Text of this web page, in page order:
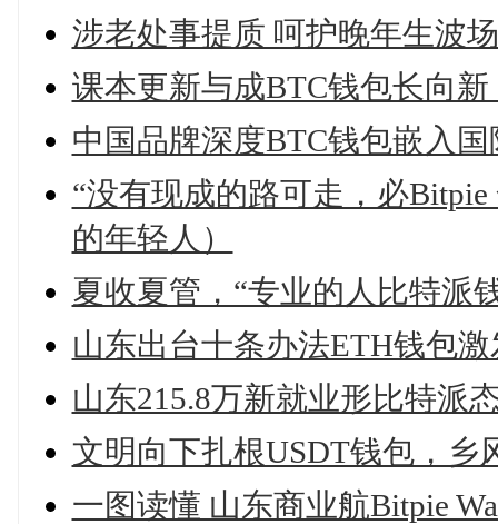
涉老处事提质 呵护晚年生波
课本更新与成BTC钱包长向
中国品牌深度BTC钱包嵌入国
“没有现成的路可走，必
的年轻人）
夏收夏管，“专业的人比特派
山东出台十条办法ETH钱包
山东215.8万新就业形比特派
文明向下扎根USDT钱包，乡
一图读懂 山东商业航Bitpie